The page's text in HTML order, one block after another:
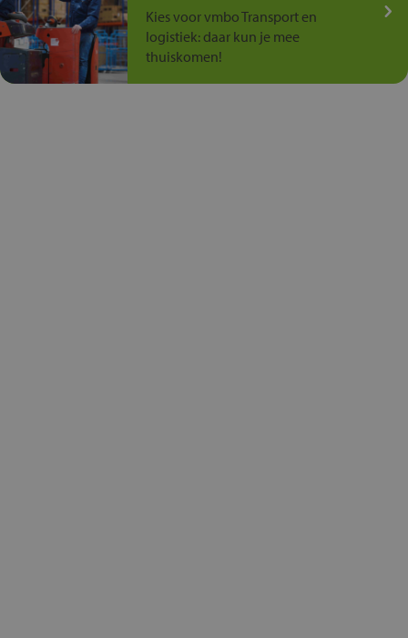
Kies voor vmbo Transport en
logistiek: daar kun je mee
thuiskomen!